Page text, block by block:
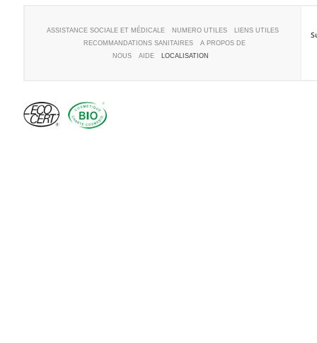
ASSISTANCE SOCIALE ET MÉDICALE NUMERO UTILES
LIENS UTILES
RECOMMANDATIONS SANITAIRES
A PROPOS DE
NOUS
AIDE LOCALISATION